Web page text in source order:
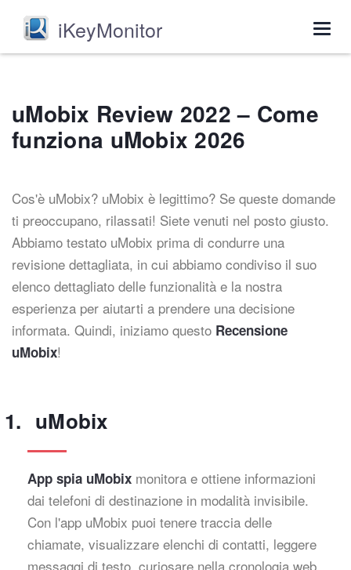
iKeyMonitor
uMobix Review 2022 – Come
funziona uMobix 2026
Cos'è uMobix? uMobix è legittimo? Se queste domande
ti preoccupano, rilassati! Siete venuti nel posto giusto.
Abbiamo testato uMobix prima di condurre una
revisione dettagliata, in cui abbiamo condiviso il suo
elenco dettagliato delle funzionalità e la nostra
esperienza per aiutarti a prendere una decisione
informata. Quindi, iniziamo questo Recensione
uMobix!
uMobix
App spia uMobix monitora e ottiene informazioni
dai telefoni di destinazione in modalità invisibile.
Con l'app uMobix puoi tenere traccia delle
chiamate, visualizzare elenchi di contatti, leggere
messaggi di testo, curiosare nella cronologia web,